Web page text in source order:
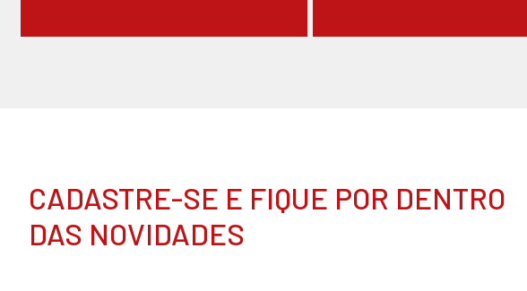
CADASTRE-SE E FIQUE POR DENTRO
DAS NOVIDADES